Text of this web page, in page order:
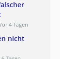
4 Tagen
nicht